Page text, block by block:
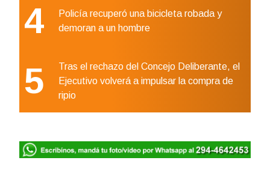
4
Policía recuperó una bicicleta robada y
demoran a un hombre
5
Tras el rechazo del Concejo Deliberante, el
Ejecutivo volverá a impulsar la compra de
ripio